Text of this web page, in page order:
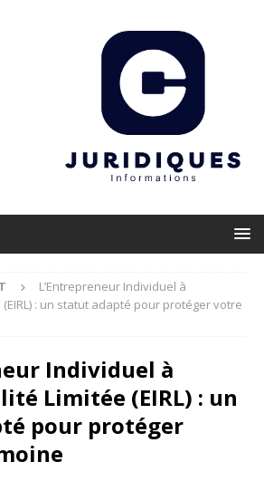
L’Entrepreneur Individuel à
: un statut adapté pour protéger votre
Individuel à
Limitée (EIRL) : un
pour protéger